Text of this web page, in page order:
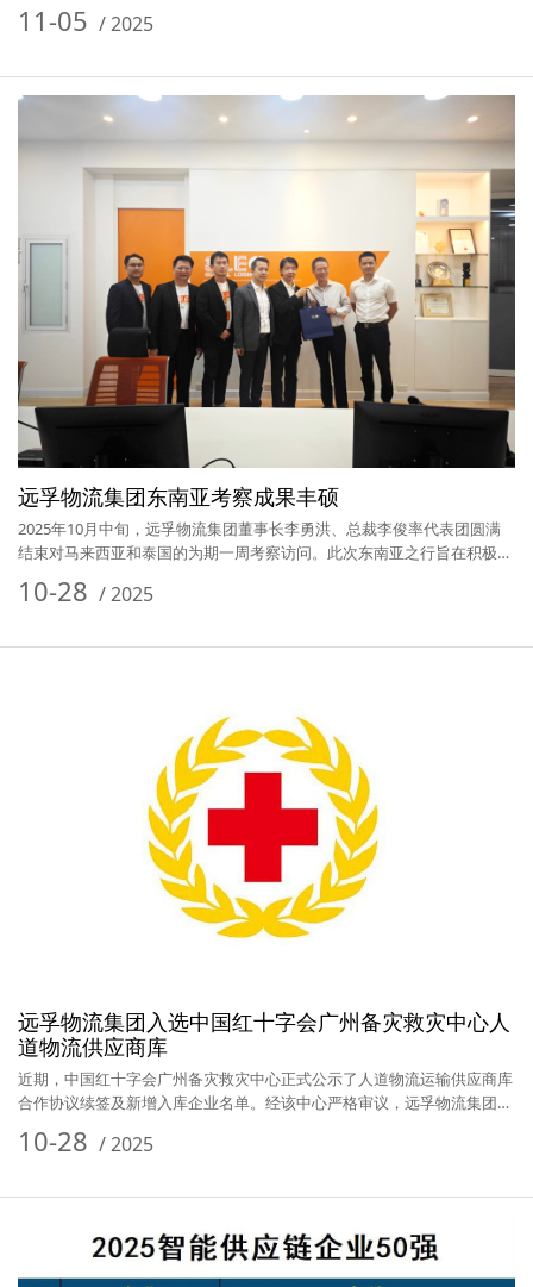
11-05 /2025
远孚物流集团东南亚考察成果丰硕
2025年10月中旬，远孚物流集团董事长李勇洪、总裁李俊率代表团圆满
结束对马来西亚和泰国的为期一周考察访问。此次东南亚之行旨在积极
10-28 /2025
远孚物流集团入选中国红十字会广州备灾救灾中心人
道物流供应商库
近期，中国红十字会广州备灾救灾中心正式公示了人道物流运输供应商库
合作协议续签及新增入库企业名单。经该中心严格审议，远孚物流集团有
10-28 /2025